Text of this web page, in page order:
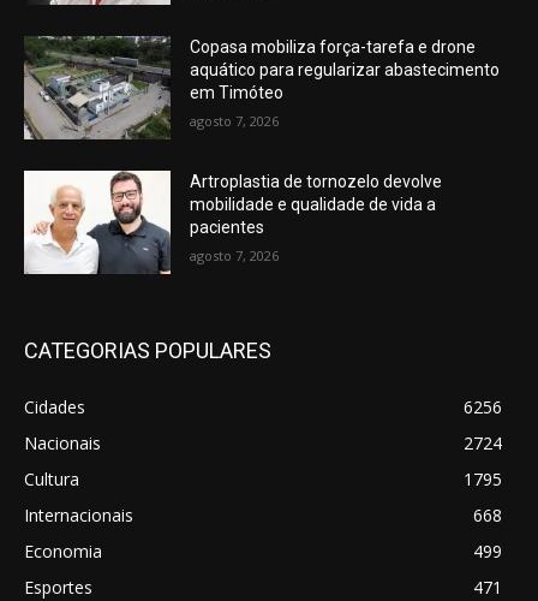
Copasa mobiliza força-tarefa e drone
aquático para regularizar abastecimento
em Timóteo
agosto 7, 2026
Artroplastia de tornozelo devolve
mobilidade e qualidade de vida a
pacientes
agosto 7, 2026
CATEGORIAS POPULARES
Cidades
6256
Nacionais
2724
Cultura
1795
Internacionais
668
Economia
499
Esportes
471